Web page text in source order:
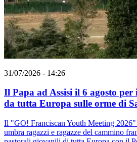
31/07/2026 - 14:26
Il Papa ad Assisi il 6 agosto
da tutta Europa sulle orme di
Il "GO! Franciscan Youth Meeting
umbra ragazzi e ragazze del cammino